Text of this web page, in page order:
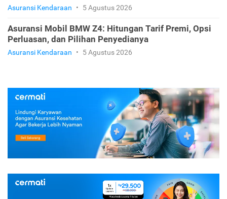
Asuransi Kendaraan • 5 Agustus 2026
Asuransi Mobil BMW Z4: Hitungan Tarif Premi, Opsi
Perluasan, dan Pilihan Penyedianya
Asuransi Kendaraan • 5 Agustus 2026